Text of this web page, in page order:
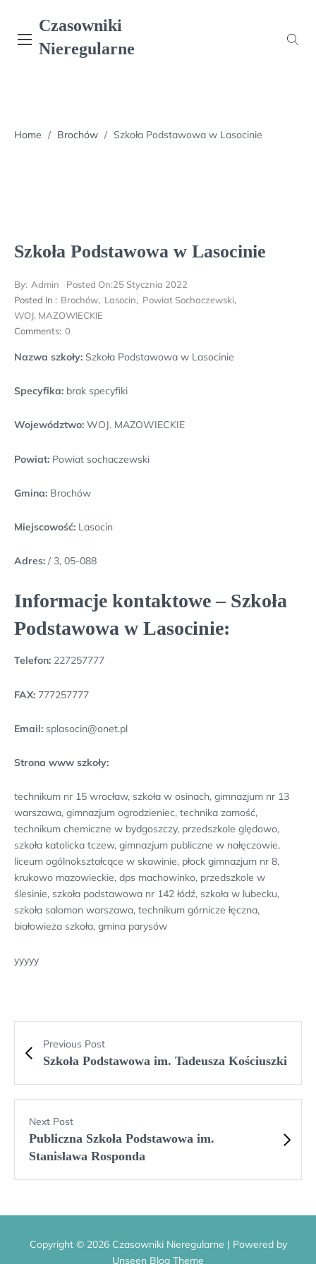
content
Czasowniki
Nieregularne
Home / Brochów / Szkoła Podstawowa w Lasocinie
Szkoła Podstawowa w Lasocinie
By: Admin Posted On:25 Stycznia 2022
Posted In : Brochów, Lasocin, Powiat Sochaczewski,
WOJ. MAZOWIECKIE
Comments: 0
Nazwa szkoły: Szkoła Podstawowa w Lasocinie
Specyfika: brak specyfiki
Województwo: WOJ. MAZOWIECKIE
Powiat: Powiat sochaczewski
Gmina: Brochów
Miejscowość: Lasocin
Adres: / 3, 05-088
Informacje kontaktowe – Szkoła
Podstawowa w Lasocinie:
Telefon: 227257777
FAX: 777257777
Email: splasocin@onet.pl
Strona www szkoły:
technikum nr 15 wrocław, szkoła w osinach, gimnazjum nr 13
warszawa, gimnazjum ogrodzieniec, technika zamość,
technikum chemiczne w bydgoszczy, przedszkole ględowo,
szkoła katolicka tczew, gimnazjum publiczne w nałęczowie,
liceum ogólnokształcące w skawinie, płock gimnazjum nr 8,
krukowo mazowieckie, dps machowinko, przedszkole w
ślesinie, szkoła podstawowa nr 142 łódź, szkoła w lubecku,
szkoła salomon warszawa, technikum górnicze łęczna,
białowieża szkoła, gmina parysów
yyyyy
Previous Post
Szkoła Podstawowa im. Tadeusza Kościuszki
Next Post
Publiczna Szkoła Podstawowa im.
Stanisława Rosponda
Copyright © 2026 Czasowniki Nieregularne | Powered by
Unseen Blog Theme